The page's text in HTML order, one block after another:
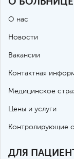
О нас
Новости
Вакансии
Контактная
Медицинское
Цены и услуги
Контролирующие
ДЛЯ